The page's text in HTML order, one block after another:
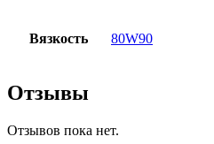
Вязкость 80W90
Отзывы
Отзывов пока нет.